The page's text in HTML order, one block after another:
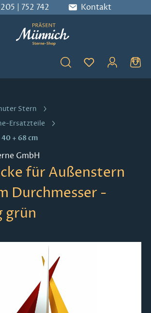
| 752 742 Kontakt
Du hast 0
Stern
Ersatzteile
+ 68 cm
GmbH
für Außenstern
Durchmesser -
grün